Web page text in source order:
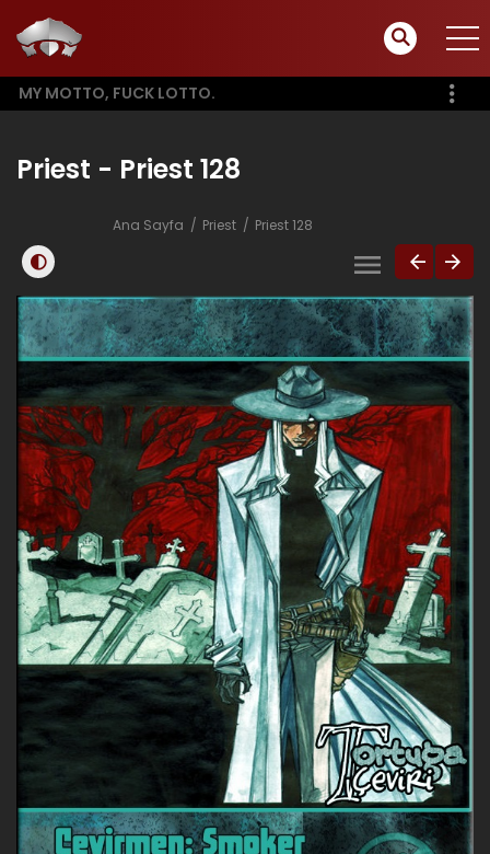
MY MOTTO, FUCK LOTTO.
Priest - Priest 128
Ana Sayfa Priest Priest 128